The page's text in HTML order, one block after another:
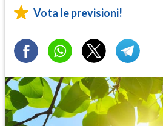
Vota le previsioni!